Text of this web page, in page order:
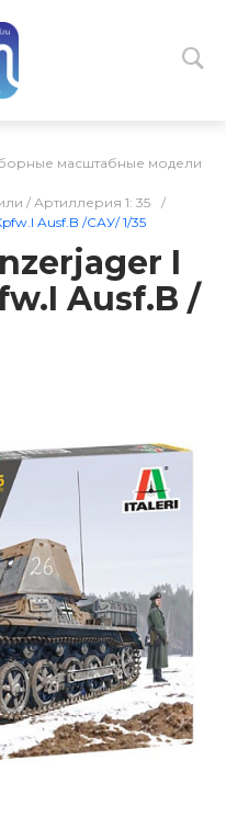
масштабные модели
/ Артиллерия 1: 35
/
Ausf.B /САУ/ 1/35
I
Ausf.B /